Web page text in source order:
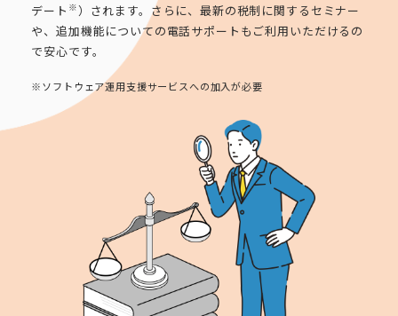
デート ※）されます。さらに、最新の税制に関するセミナー
や、追加機能についての電話サポートもご利用いただけるの
で安心です。
※ソフトウェア運用支援サービスへの加入が必要